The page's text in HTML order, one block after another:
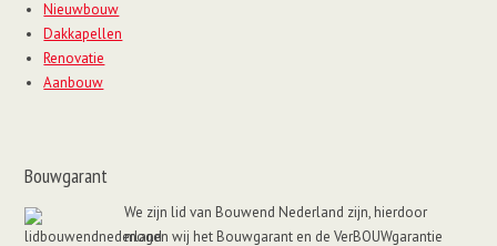
Nieuwbouw
Dakkapellen
Renovatie
Aanbouw
Bouwgarant
We zijn lid van Bouwend Nederland zijn, hierdoor
mogen wij het Bouwgarant en de VerBOUWgarantie